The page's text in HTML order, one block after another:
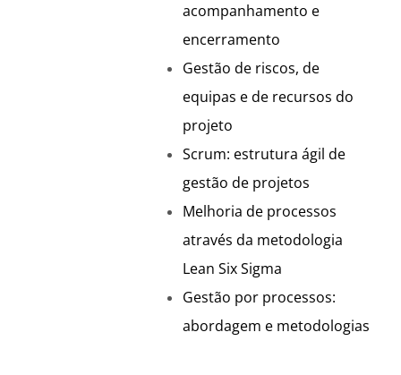
acompanhamento e
encerramento
Gestão de riscos, de
equipas e de recursos do
projeto
Scrum: estrutura ágil de
gestão de projetos
Melhoria de processos
através da metodologia
Lean Six Sigma
Gestão por processos:
abordagem e metodologias